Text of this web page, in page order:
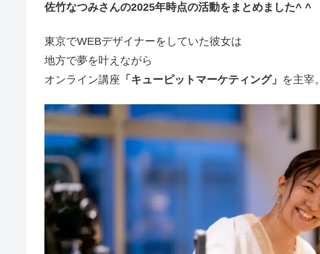
佐竹なつみさんの2025年時点の活動をまとめました^ ^
東京でWEBデザイナーをしていた彼女は
地方で夢を叶えながら
オンライン講座 「キューピットマーケティング」 を主宰。